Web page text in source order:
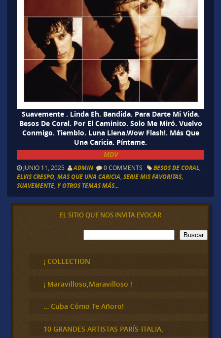
Suavemente . Linda Eh. Bandida. Para Darte Mi Vida.
Besos De Coral. Por El Caminito. Solo Me Miró. Vuelvo
Conmigo. Tiemblo. Luna Llena.Wow Flash!. Más Que
Una Caricia. Píntame.
MDV
JUNIO 11, 2025 ADMIN 0 COMMENTS BESOS DE CORAL,
ELVIS CRESPO, MAS QUE UNA CARICIA SERIE MIS FAVORITAS,
SUAVEMENTE, Y OTROS TEMAS MÁS...
EL SITIO QUE NOS INVITA EVOCAR
B
u
c
a
Buscar
¡ COLLECTION
¡ Maravilloso,Maravilloso !
… Cuba Cómo Te Añoro!
10 GRANDES ARTISTAS PARÍS-ITALIA,